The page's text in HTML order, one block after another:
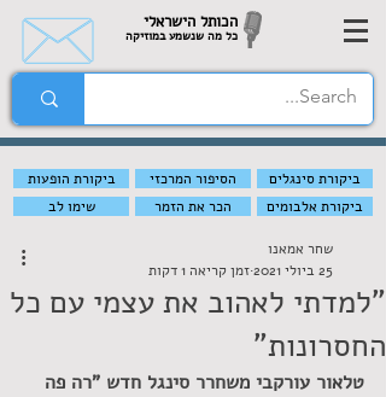
הכותל הישראלי
כל מה שנשמע במוזיקה
ביקורת הופעות הסיפור המרכזי
ביקורת סינגלים
שימו לב
הכר את הזמר ביקורת אלבומים
"למדתי לאהוב את עצמי עם כל
החסרונות"
שחר אמאנו
25 ביולי 2021
זמן קריאה 1 דקות
טלאור עורקבי משחרר סינגל חדש "רה פה